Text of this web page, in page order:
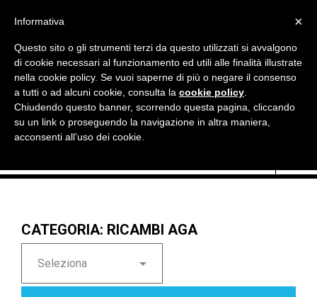

Currency: EUR € 
CATEGORIA: RICAMBI AGA
Seleziona 
×
Informativa
Questo sito o gli strumenti terzi da questo utilizzati si avvalgono
di cookie necessari al funzionamento ed utili alle finalità illustrate
nella cookie policy. Se vuoi saperne di più o negare il consenso
a tutti o ad alcuni cookie, consulta la cookie policy
Chiudendo questo banner, scorrendo questa pagina, cliccando
su un link o proseguendo la navigazione in altra maniera,
acconsenti all’uso dei cookie.